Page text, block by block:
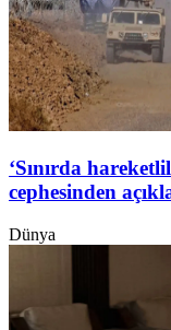
‘Sınırda
cephesinden
Dünya